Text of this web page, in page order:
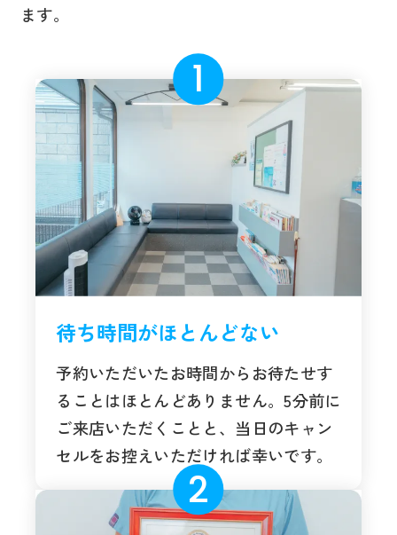
ます。
待ち時間がほとんどない
予約いただいたお時間からお待たせす
ることはほとんどありません。5分前に
ご来店いただくことと、当日のキャン
セルをお控えいただければ幸いです。